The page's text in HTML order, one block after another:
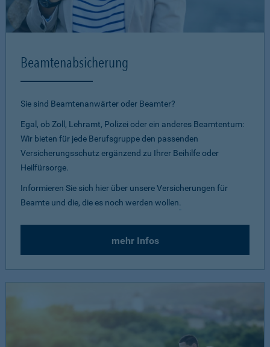
Beamtenabsicherung
Sie sind Beamtenanwärter oder Beamter?
Egal, ob Zoll, Lehramt, Polizei oder ein anderes Beamtentum:
Wir bieten für jede Berufsgruppe den passenden
Versicherungsschutz ergänzend zu Ihrer Beihilfe oder
Heilfürsorge.
Informieren Sie sich hier über unsere Versicherungen für
Beamte und die, die es noch werden wollen.
mehr Infos